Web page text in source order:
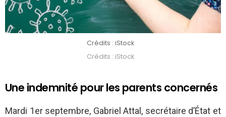
Crédits : iStock
Crédits : iStock
Une indemnité pour les parents concernés
Mardi 1er septembre, Gabriel Attal, secrétaire d’État et